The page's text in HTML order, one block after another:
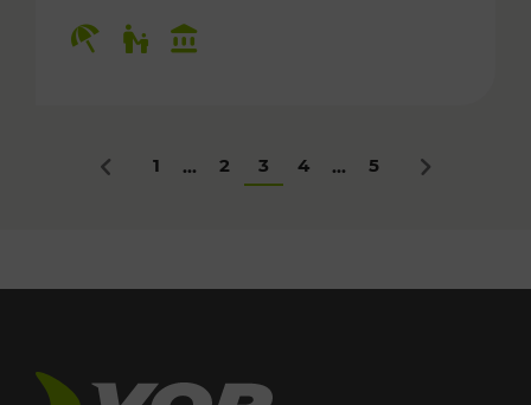
Zurück
1 ... 2 3 4 ... 5 Nächstes